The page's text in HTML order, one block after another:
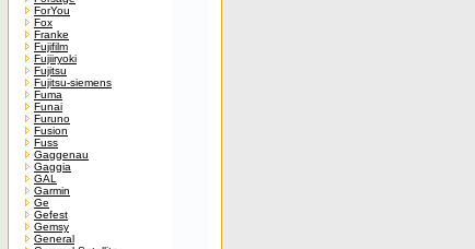
ForYou
Fox
Franke
Fujifilm
Fujiiryoki
Fujitsu
Fujitsu-siemens
Fuma
Funai
Furuno
Fusion
Fuss
Gaggenau
Gaggia
GAL
Garmin
Ge
Gefest
Gemsy
General